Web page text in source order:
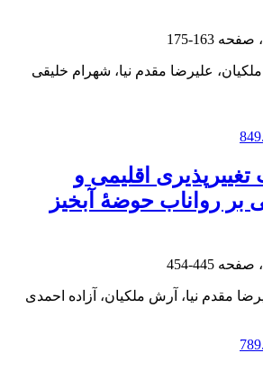
163-175
علیرضا مقدم نیا، شهرام خلیقی
اقلیمی و
بر رواناب حوضۀ آبخیز
445-454
مقدم نیا، آرش ملکیان، آزاده احمدی